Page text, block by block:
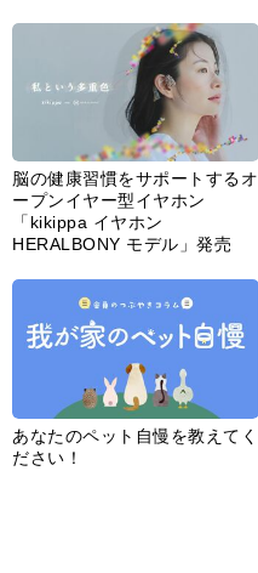
脳の健康習慣をサポートするオ
ープンイヤー型イヤホン
「kikippa イヤホン
HERALBONY モデル」発売
あなたのペット自慢を教えてく
ださい！